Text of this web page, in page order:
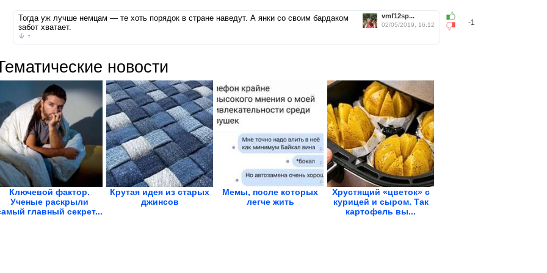
-1
vmf12sp...
02/05/2019, 16:12
Тогда уж лучше немцам — те хоть порядок в стране наведут. А янки со своим бардаком
забот хватает.
↑
новости
Ключевой фактор.
Ученые раскрыли
главный секрет...
Крутая идея из старых
джинсов
Мемы, после которых
легче жить
Хрустящий «цветок» с
курицей и сыром. Так
картофель вы...